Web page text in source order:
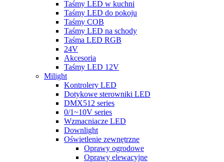
Taśmy LED w kuchni
Taśmy LED do pokoju
Taśmy COB
Taśmy LED na schody
Taśma LED RGB
24V
Akcesoria
Taśmy LED 12V
Milight
Kontrolery LED
Dotykowe sterowniki LED
DMX512 series
0/1~10V series
Wzmacniacze LED
Downlight
Oświetlenie zewnętrzne
Oprawy ogrodowe
Oprawy elewacyjne